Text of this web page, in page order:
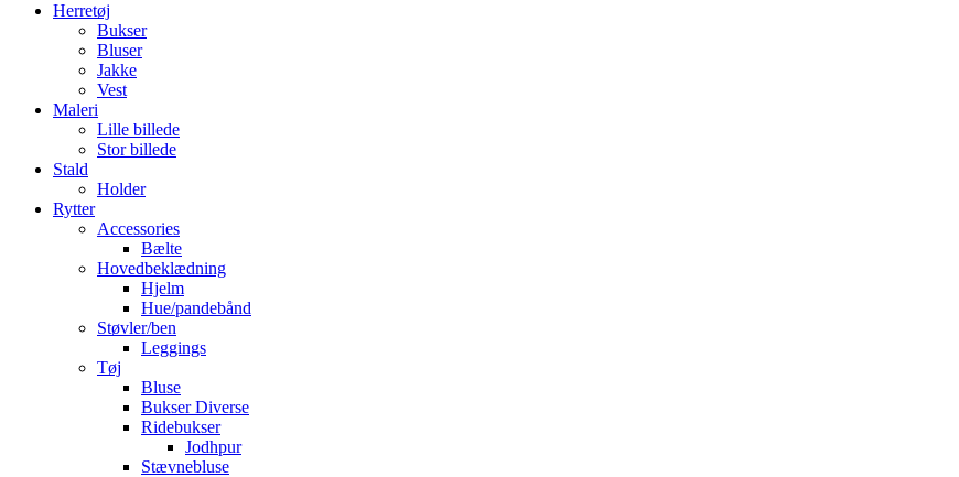
Herretøj
Bukser
Bluser
Jakke
Vest
Maleri
Lille billede
Stor billede
Stald
Holder
Rytter
Accessories
Bælte
Hovedbeklædning
Hjelm
Hue/pandebånd
Støvler/ben
Leggings
Tøj
Bluse
Bukser Diverse
Ridebukser
Jodhpur
Stævnebluse